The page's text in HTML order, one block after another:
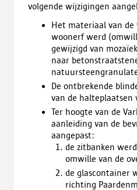
volgende wijzigingen
Het materiaal van de
woonerf werd
gewijzigd van
naar
De ontbrekende
van de halteplaatsen
Ter hoogte van de
aanleiding van de
aangepast:
de zitbanken
omwille van de
de glascontainer
richting